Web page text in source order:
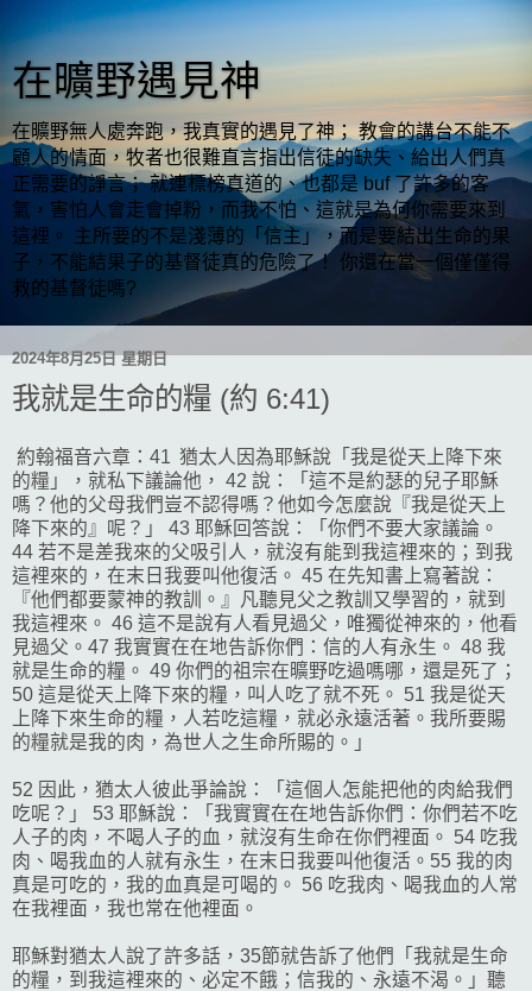
在曠野遇見神
在曠野無人處奔跑，我真實的遇見了神； 教會的講台不能不
顧人的情面，牧者也很難直言指出信徒的缺失、給出人們真
正需要的諍言； 就連標榜真道的、也都是 buf 了許多的客
氣，害怕人會走會掉粉，而我不怕、這就是為何你需要來到
這裡。 主所要的不是淺薄的「信主」，而是要結出生命的果
子，不能結果子的基督徒真的危險了！ 你還在當一個僅僅得
救的基督徒嗎?
2024年8月25日 星期日
我就是生命的糧 (約 6:41)
約翰福音六章：41 猶太人因為耶穌說「我是從天上降下來
的糧」，就私下議論他， 42 說：「這不是約瑟的兒子耶穌
嗎？他的父母我們豈不認得嗎？他如今怎麼說『我是從天上
降下來的』呢？」 43 耶穌回答說：「你們不要大家議論。
44 若不是差我來的父吸引人，就沒有能到我這裡來的；到我
這裡來的，在末日我要叫他復活。 45 在先知書上寫著說：
『他們都要蒙神的教訓。』凡聽見父之教訓又學習的，就到
我這裡來。 46 這不是說有人看見過父，唯獨從神來的，他看
見過父。47 我實實在在地告訴你們：信的人有永生。 48 我
就是生命的糧。 49 你們的祖宗在曠野吃過嗎哪，還是死了；
50 這是從天上降下來的糧，叫人吃了就不死。 51 我是從天
上降下來生命的糧，人若吃這糧，就必永遠活著。我所要賜
的糧就是我的肉，為世人之生命所賜的。」
52 因此，猶太人彼此爭論說：「這個人怎能把他的肉給我們
吃呢？」 53 耶穌說：「我實實在在地告訴你們：你們若不吃
人子的肉，不喝人子的血，就沒有生命在你們裡面。 54 吃我
肉、喝我血的人就有永生，在末日我要叫他復活。55 我的肉
真是可吃的，我的血真是可喝的。 56 吃我肉、喝我血的人常
在我裡面，我也常在他裡面。
耶穌對猶太人說了許多話，35節就告訴了他們「我就是生命
的糧，到我這裡來的、必定不餓；信我的、永遠不渴。」聽